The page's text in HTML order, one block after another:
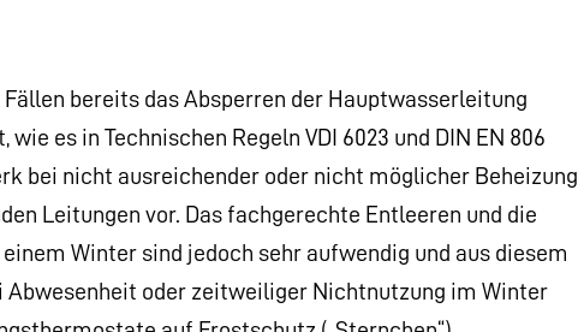
bereits das Absperren der Hauptwasserleitung
es in Technischen Regeln VDI 6023 und DIN EN 806
bei nicht ausreichender oder nicht möglicher Beheizung
Leitungen vor. Das fachgerechte Entleeren und die
Winter sind jedoch sehr aufwendig und aus diesem
Abwesenheit oder zeitweiliger Nichtnutzung im Winter